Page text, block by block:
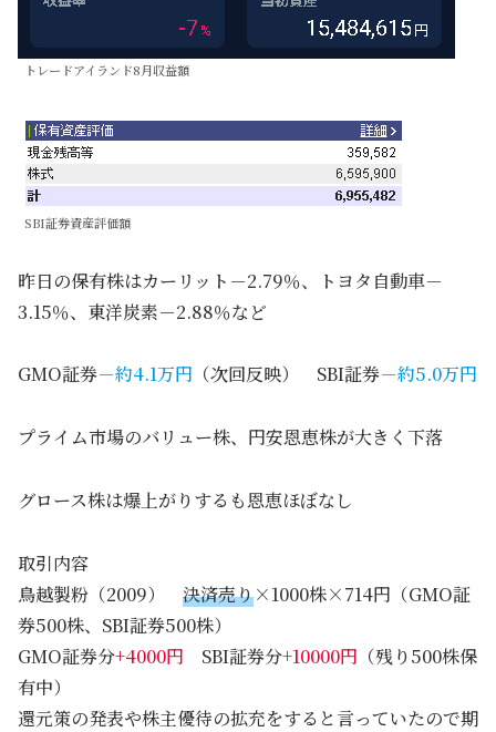
トレードアイランド8月収益額
SBI証券資産評価額
昨日の保有株はカーリット－2.79％、トヨタ自動車－
3.15％、東洋炭素－2.88％など
GMO証券－約4.1万円 （次回反映） SBI証券－約5.0万円
プライム市場のバリュー株、円安恩恵株が大きく下落
グロース株は爆上がりするも恩恵ほぼなし
取引内容
鳥越製粉（2009） 決済売り×1000株×714円（GMO証
券500株、SBI証券500株）
GMO証券分+4000円 SBI証券分+10000円 （残り500株保
有中）
還元策の発表や株主優待の拡充をすると言っていたので期